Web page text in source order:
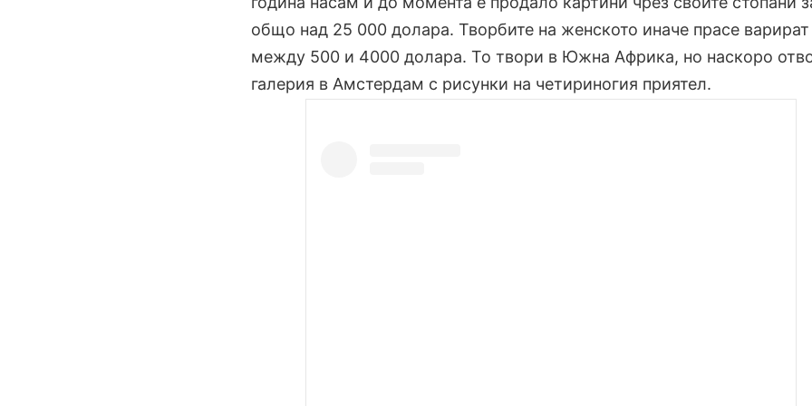
общо над 25 000 долара. Творбите на женското иначе прасе варират
между 500 и 4000 долара. То твори в Южна Африка, но наскоро
галерия в Амстердам с рисунки на четириногия приятел.